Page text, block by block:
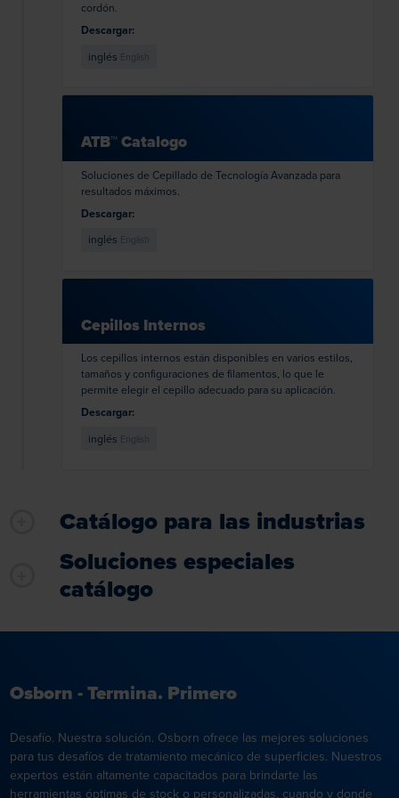
cordón.
Descargar:
inglés English
ATB™ Catalogo
Soluciones de Cepillado de Tecnología Avanzada para
resultados máximos.
Descargar:
inglés English
Cepillos Internos
Los cepillos internos están disponibles en varios estilos,
tamaños y configuraciones de filamentos, lo que le
permite elegir el cepillo adecuado para su aplicación.
Descargar:
inglés English
Catálogo para las industrias
Soluciones especiales
catálogo
Osborn - Termina. Primero
Desafío. Nuestra solución. Osborn ofrece las mejores soluciones
para tus desafíos de tratamiento mecánico de superficies. Nuestros
expertos están altamente capacitados para brindarte las
herramientas óptimas de stock o personalizadas, cuando y donde